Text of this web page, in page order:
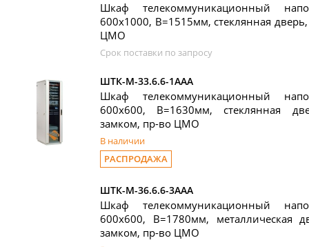
Шкаф телекоммуникационный
600x1000, В=1515мм, стеклянная
ЦМО
Срок поставки по запросу
ШТК-М-33.6.6-1ААА
Шкаф телекоммуникационный
600x600, В=1630мм, стеклянная
замком, пр-во ЦМО
В наличии
РАСПРОДАЖА
ШТК-М-36.6.6-3ААА
Шкаф телекоммуникационный
600x600, В=1780мм, металлическая
замком, пр-во ЦМО